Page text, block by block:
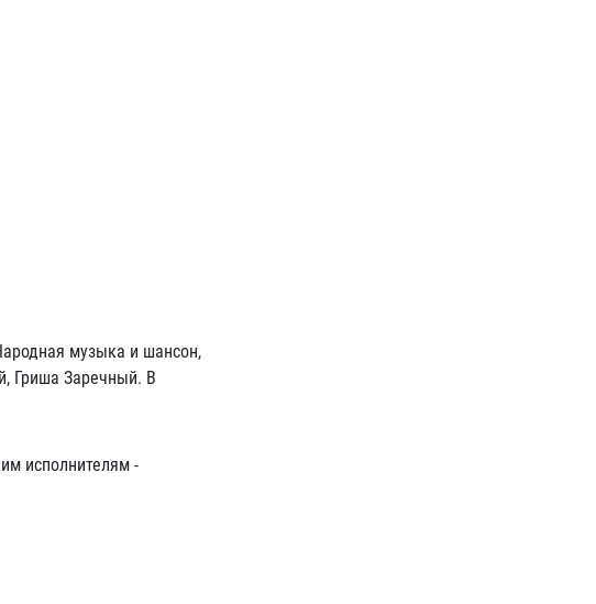
музыка и шансон,
Гриша Заречный. В
исполнителям -